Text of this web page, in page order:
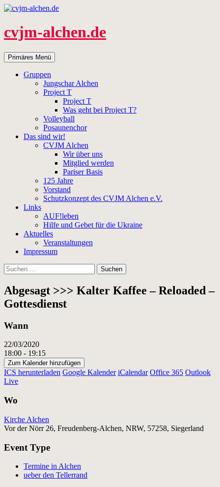
Zum
springen
cvjm-alchen.de
Suchen
Primäres Menü
Gruppen
Jungschar Alchen
Project T
Project T
Was geht bei Project T?
Volleyball
Posaunenchor
Das sind wir!
CVJM Alchen
Wir über uns
Mitglied werden
Pariser Basis
125 Jahre
Vorstand
Schutzkonzept des CVJM Alchen e.V.
Links
AUF!leben
Hilfe und Gebet für die Ukraine
Aktuelles
Veranstaltungen
Impressum
Suchen
nach:
Abgesagt >>> Kalter Kaffee – Reloaded –
Gottesdienst
Wann
22/03/2020
18:00 - 19:15
Zum Kalender hinzufügen
ICS herunterladen Google Kalender iCalendar Office 365 Outlook
Live
Wo
Kirche Alchen
Vor der Nörr 26, Freudenberg-Alchen, NRW, 57258, Siegerland
Event Type
Termine in Alchen
ueber den Tellerrand